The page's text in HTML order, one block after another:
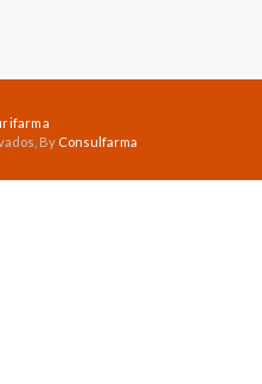
By Consulfarma